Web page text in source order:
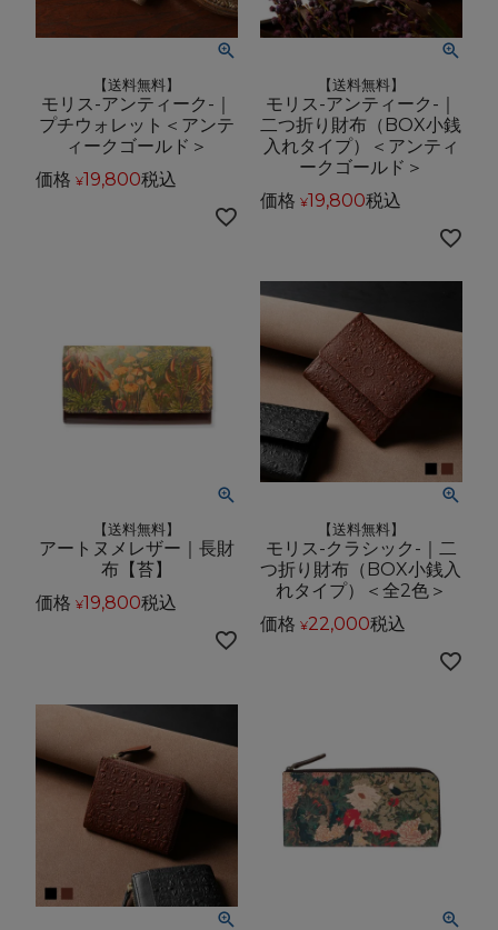
【送料無料】
モリス-アンティーク-｜
プチウォレット＜アンテ
ィークゴールド＞
価格 ¥19,800税込
【送料無料】
モリス-アンティーク-｜
二つ折り財布（BOX小銭
入れタイプ）＜アンティ
ークゴールド＞
価格 ¥19,800税込
【送料無料】
アートヌメレザー｜長財
布【苔】
価格 ¥19,800税込
【送料無料】
モリス-クラシック-｜二
つ折り財布（BOX小銭入
れタイプ）＜全2色＞
価格 ¥22,000税込